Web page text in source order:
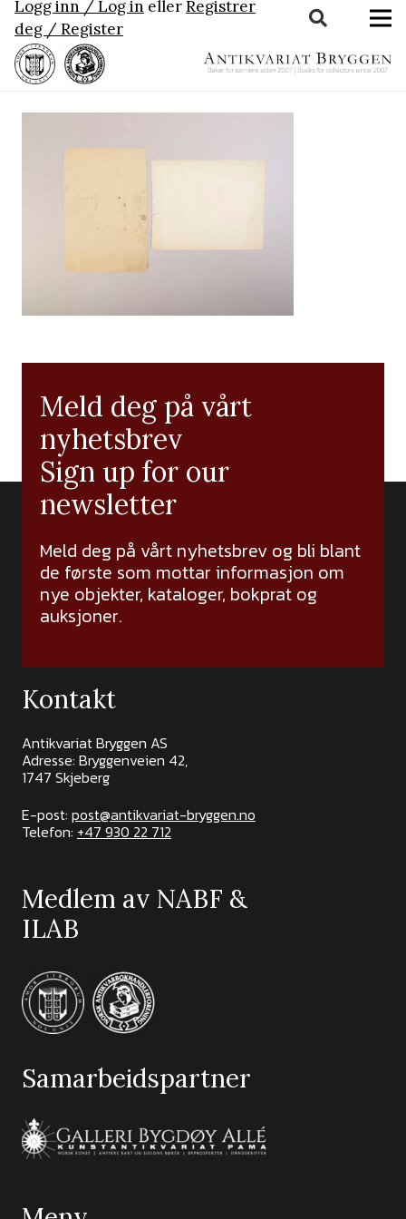
Logg inn / Log in ellerRegistrer
deg / Register
Meld deg på vårt
nyhetsbrev
Sign up for our
newsletter
Meld deg på vårt nyhetsbrev og bli blant
de første som mottar informasjon om
nye objekter, kataloger, bokprat og
auksjoner.
Kontakt
Antikvariat Bryggen AS
Adresse: Bryggenveien 42,
1747 Skjeberg
E-post: post@antikvariat-bryggen.no
Telefon: +47 930 22 712
Medlem av NABF &
ILAB
Samarbeidspartner